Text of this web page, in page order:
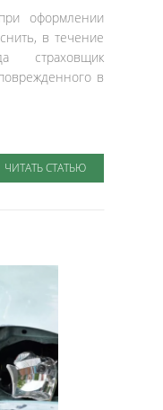
оформлении
в течение
страховщик
в
ЧИТАТЬ СТАТЬЮ